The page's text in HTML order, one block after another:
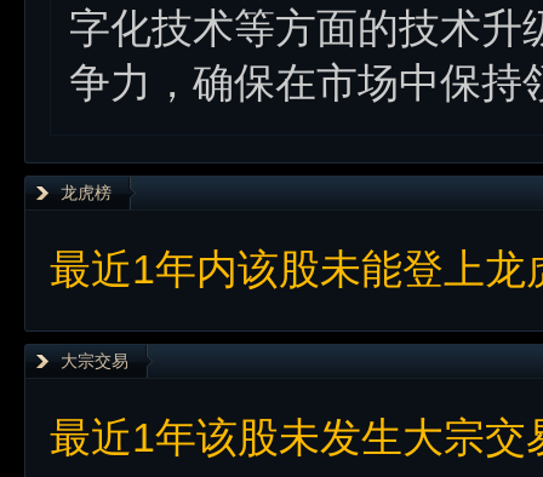
字化技术等方面的技术升
争力，确保在市场中保持
龙虎榜
最近1年内该股未能登上龙
大宗交易
最近1年该股未发生大宗交